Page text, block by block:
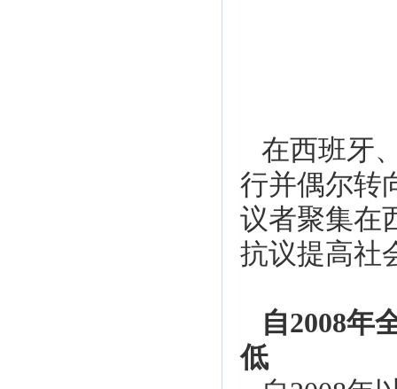
在西班牙
行并偶尔转
议者聚集在
抗议提高社
自2008年
低